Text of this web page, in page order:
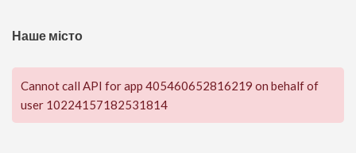
Наше місто
Cannot call API for app 405460652816219 on behalf of
user 10224157182531814